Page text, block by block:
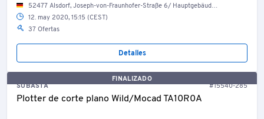
52477 Alsdorf, Joseph-von-Fraunhofer-Straße 6/ Hauptgebäude/ TS-Werkstatt
12. may 2020, 15:15 (CEST)
37 Ofertas
Detalles
FINALIZADO
SUBASTA
#15540-285
Plotter de corte plano Wild/Mocad TA10R0A